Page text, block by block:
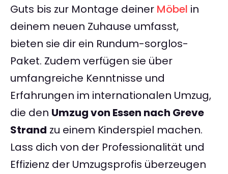
Guts bis zur Montage deiner Möbel in
deinem neuen Zuhause umfasst,
bieten sie dir ein Rundum-sorglos-
Paket. Zudem verfügen sie über
umfangreiche Kenntnisse und
Erfahrungen im internationalen Umzug,
die den Umzug von Essen nach Greve
Strand zu einem Kinderspiel machen.
Lass dich von der Professionalität und
Effizienz der Umzugsprofis überzeugen